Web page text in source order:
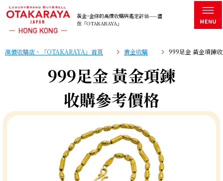
黃金･金條的高價收購與鑑定評估——盡
在「OTAKARAYA」
高價收購店・「OTAKARAYA」首頁 黄金收購 999足金 黃金項鍊
999足金 黃金項鍊
收購參考價格